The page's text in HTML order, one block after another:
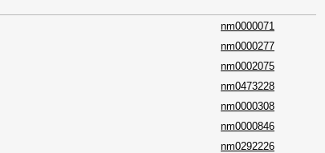
nm0000071
nm0000277
nm0002075
nm0473228
nm0000308
nm0000846
nm0292226